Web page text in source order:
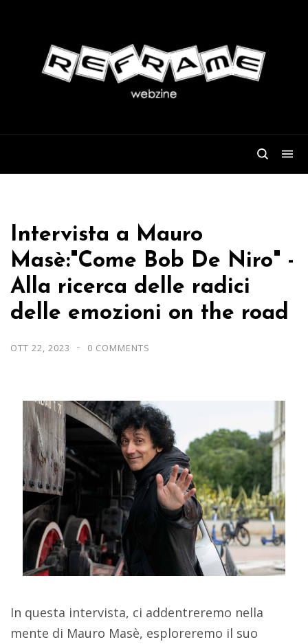
Intervista a Mauro
Masè:"Come Bob De Niro" -
Alla ricerca delle radici
delle emozioni on the road
OTT 22, 2023 0 COMMENTS
In questa intervista, ci addentreremo nella
mente di Mauro Masè, esploreremo il suo